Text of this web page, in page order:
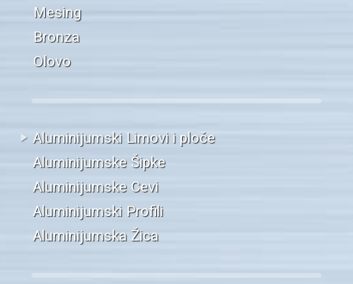
Mesing
Bronza
Olovo
Aluminijumski Limovi i ploče
Aluminijumske Šipke
Aluminijumske Cevi
Aluminijumski Profili
Aluminijumska Žica